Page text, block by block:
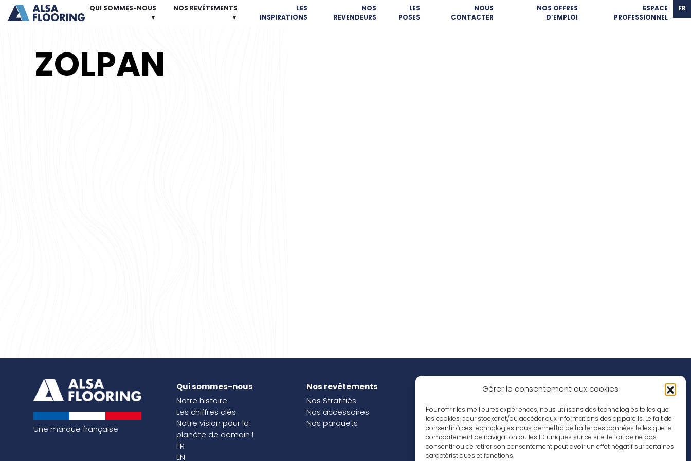
Gérer le consentement aux cookies
Pour offrir les meilleures expériences, nous utilisons des technologies telles que
les cookies pour stocker et/ou accéder aux informations des appareils. Le fait de
consentir à ces technologies nous permettra de traiter des données telles que le
comportement de navigation ou les ID uniques sur ce site. Le fait de ne pas
consentir ou de retirer son consentement peut avoir un effet négatif sur certaines
caractéristiques et fonctions.
QUI SOMMES-NOUS
▼
NOS REVÊTEMENTS
▼
LES
INSPIRATIONS
NOS
REVENDEURS
LES
POSES
NOUS
CONTACTER
NOS OFFRES
D’EMPLOI
ESPACE
PROFESSIONNEL
FR
ZOLPAN
Une marque française
Qui sommes-nous
Notre histoire
Les chiffres clés
Notre vision pour la
planète de demain !
FR
EN
Nos revêtements
Nos Stratifiés
Nos accessoires
Nos parquets
Nos inspirations